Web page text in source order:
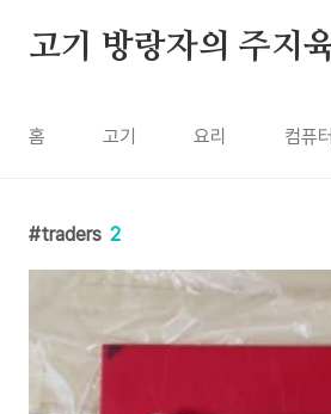
고기 방랑자의 주지
홈 고기 요리 컴퓨
traders 2